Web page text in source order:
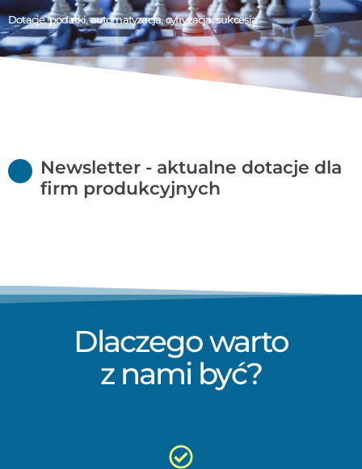
Dotacje, podatki, automatyzacja, cyfryzacja, sukcesja
Newsletter - aktualne dotacje dla
firm produkcyjnych
Dlaczego warto
z nami być?